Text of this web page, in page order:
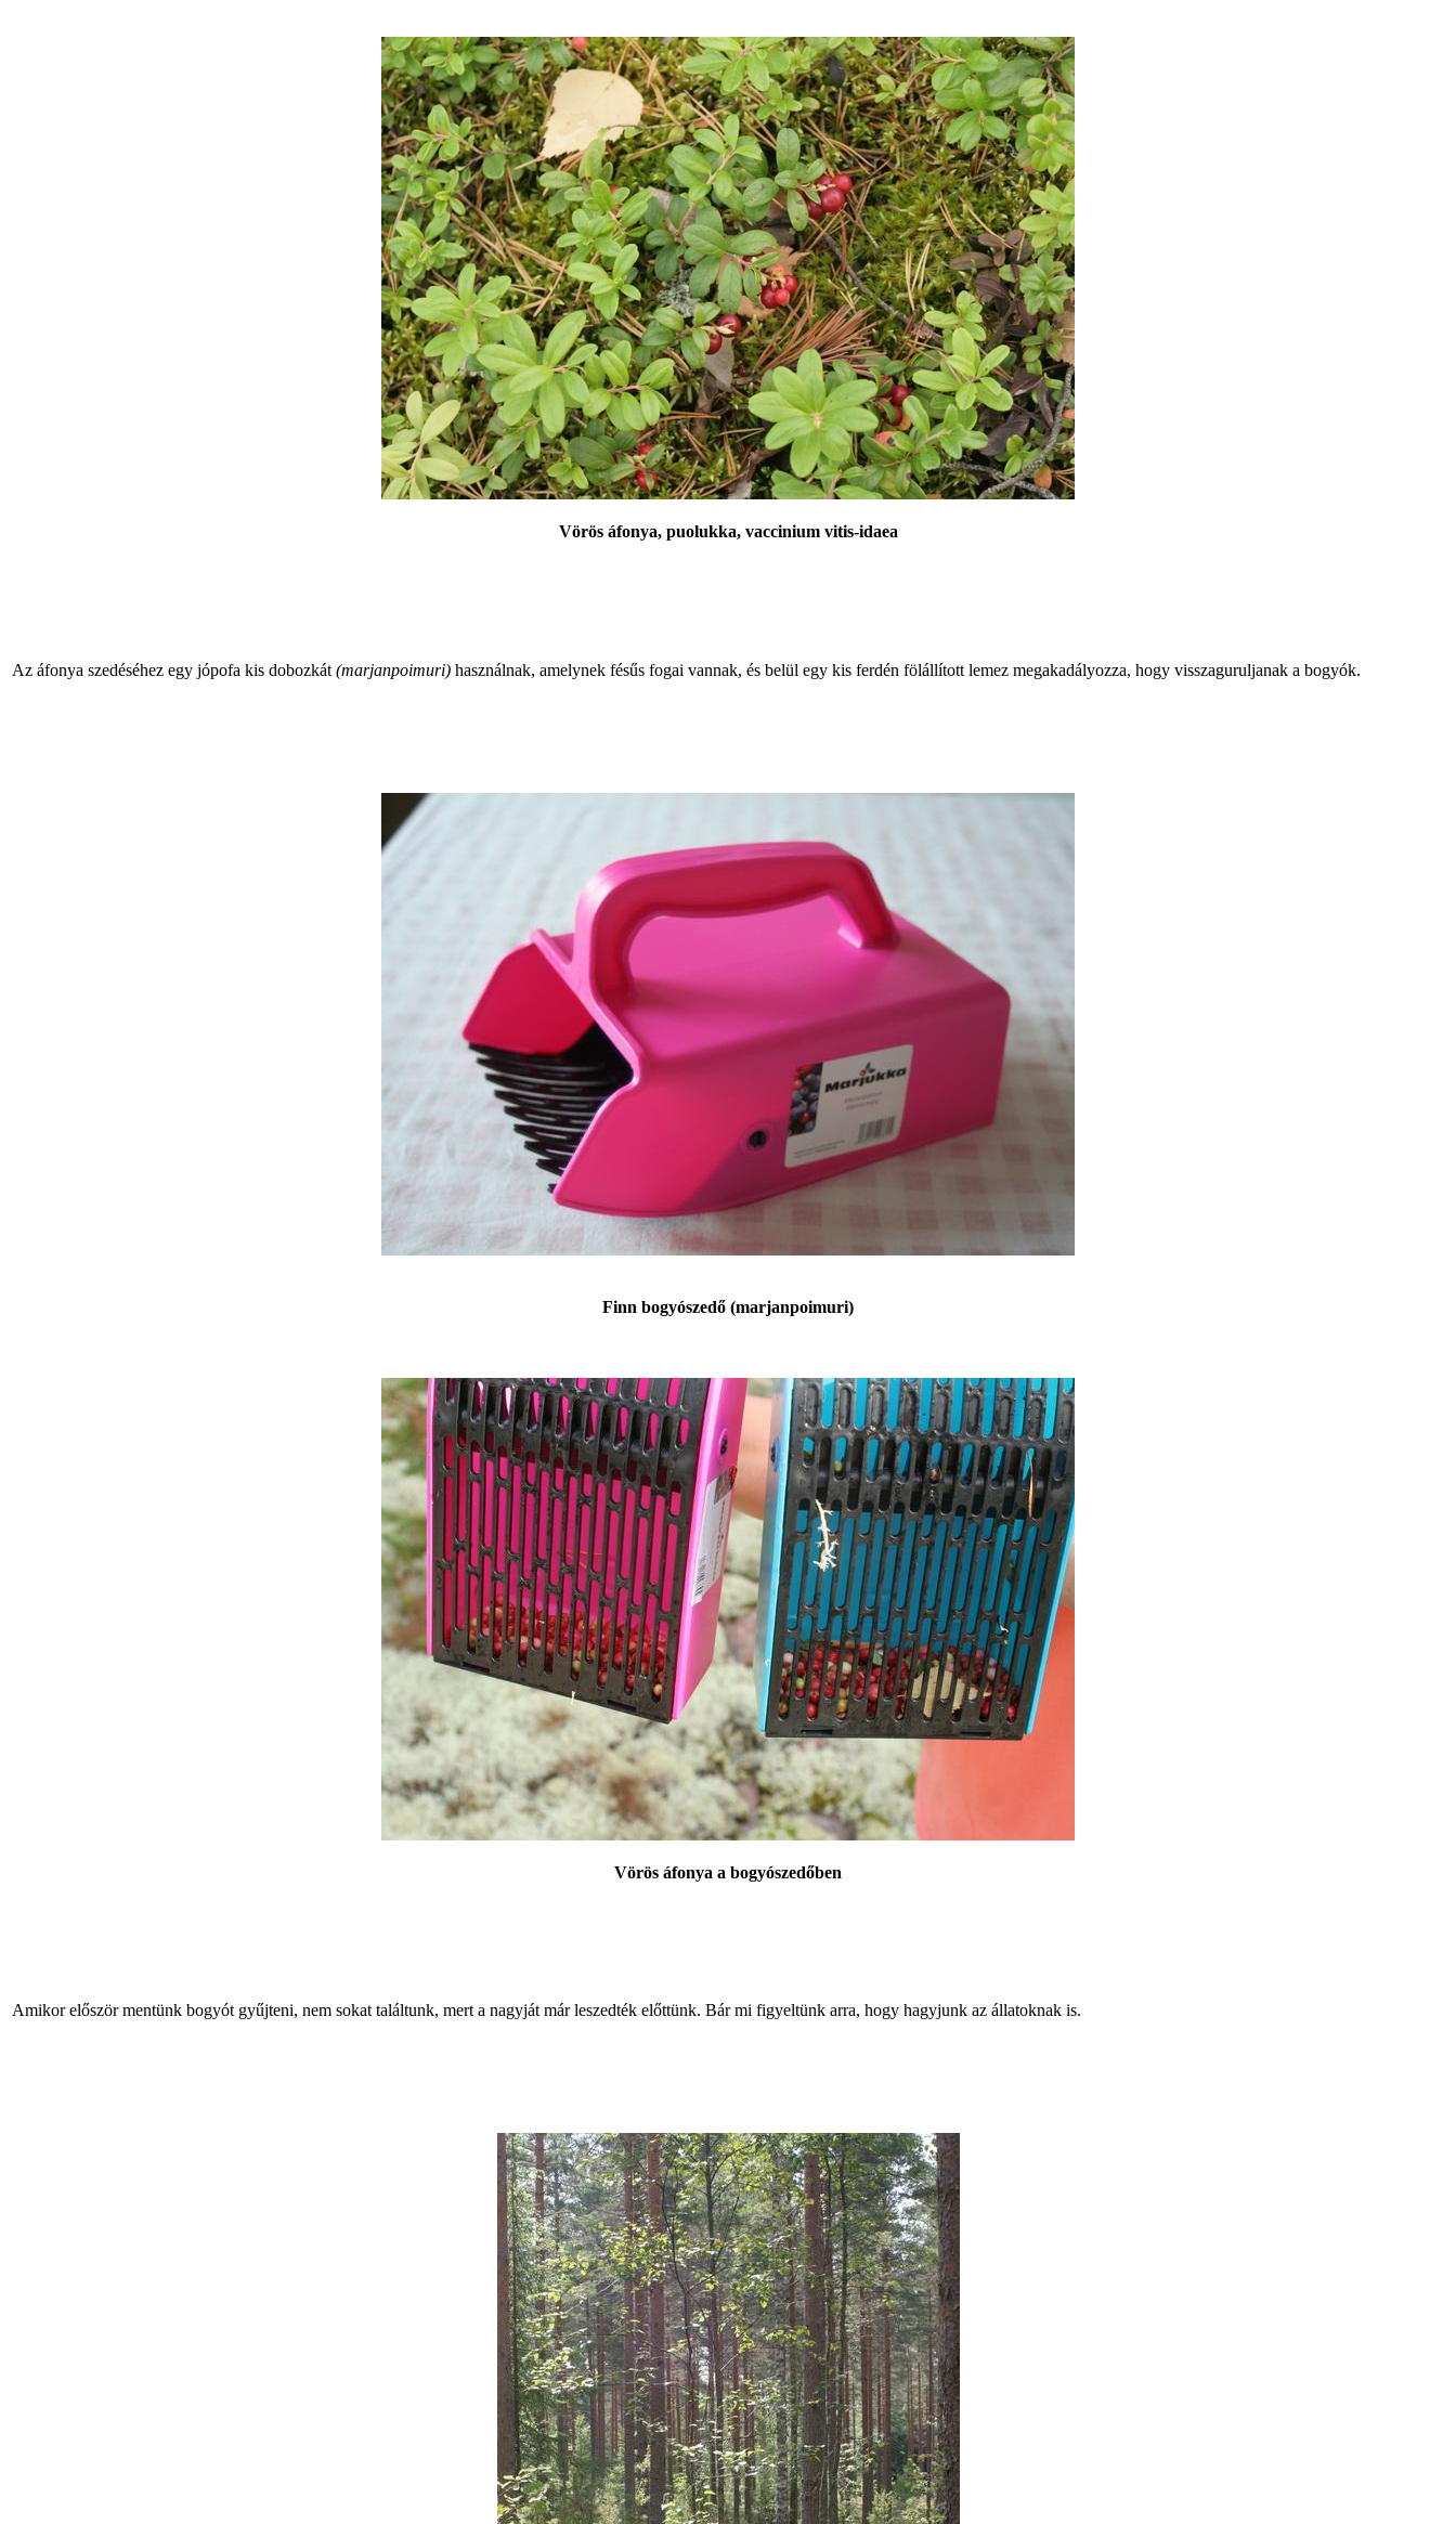
Vörös áfonya, puolukka, vaccinium vitis-idaea
Az áfonya szedéséhez egy jópofa kis dobozkát (marjanpoimuri) használnak, amelynek fésűs fogai vannak, és belül egy kis ferdén fölállított lemez megakadályozza, hogy visszaguruljanak a bogyók.
Finn bogyószedő (marjanpoimuri)
Vörös áfonya a bogyószedőben
Amikor először mentünk bogyót gyűjteni, nem sokat találtunk, mert a nagyját már leszedték előttünk. Bár mi figyeltünk arra, hogy hagyjunk az állatoknak is.